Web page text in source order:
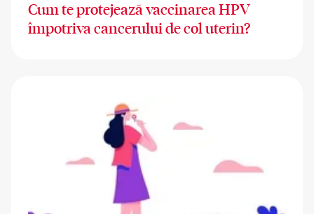
Cum te protejează vaccinarea HPV
împotriva cancerului de col uterin?